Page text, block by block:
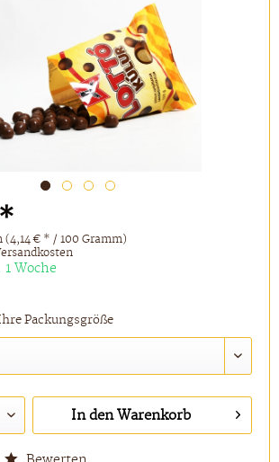
(4,14 € * / 100 Gramm)
Woche
Packungsgröße
In den Warenkorb